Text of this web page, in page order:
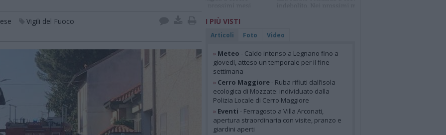
Vigili del Fuoco
I PIÙ VISTI
Articoli Foto Video
» Meteo - Caldo intenso a Legnano fino a
giovedì, atteso un temporale per il fine
settimana
» Cerro Maggiore- Ruba rifiuti dall’isola
ecologica di Mozzate: individuato dalla
Polizia Locale di Cerro Maggiore
» Eventi - Ferragosto a Villa Arconati,
apertura straordinaria con visite, pranzo e
giardini aperti